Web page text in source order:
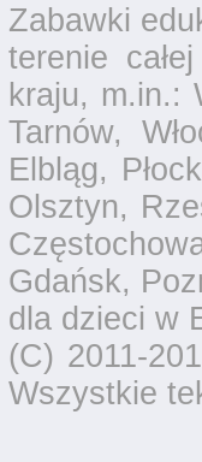
Zabawki
terenie
kraju, m.in.:
Tarnów,
Elbląg,
Olsztyn,
Gdańsk,
dla dzieci w
(C) 2011-
Wszystkie